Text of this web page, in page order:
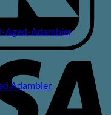
Adambier